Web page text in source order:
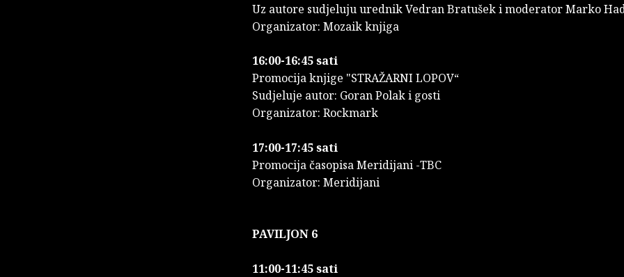
Uz autore sudjeluju urednik Vedran Bratušek i moderator Marko
Organizator: Mozaik knjiga
16:00-16:45 sati
Promocija knjige "STRAŽARNI LOPOV“
Sudjeluje autor: Goran Polak i gosti
Organizator: Rockmark
17:00-17:45 sati
Promocija časopisa Meridijani -TBC
Organizator: Meridijani
PAVILJON 6
11:00-11:45 sati